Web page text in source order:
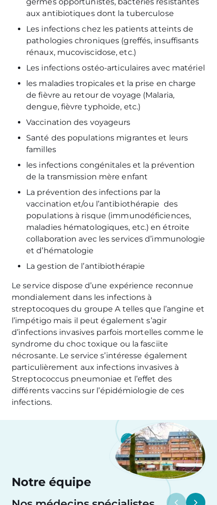
aux antibiotiques dont la tuberculose
Les infections chez les patients atteints de
pathologies chroniques (greffés, insuffisants
rénaux, mucoviscidose, etc.)
Les infections ostéo-articulaires avec matériel
les maladies tropicales et la prise en charge
de fièvre au retour de voyage (Malaria,
dengue, fièvre typhoïde, etc.)
Vaccination des voyageurs
Santé des populations migrantes et leurs
familles
les infections congénitales et la prévention
de la transmission mère enfant
La prévention des infections par la
vaccination et/ou l’antibiothérapie des
populations à risque (immunodéficiences,
maladies hématologiques, etc.) en étroite
collaboration avec les services d’immunologie
et d’hématologie
La gestion de l’antibiothérapie
Le service dispose d’une expérience reconnue
mondialement dans les infections à
streptocoques du groupe A telles que l’angine et
l’impétigo mais il peut également s’agir
d’infections invasives parfois mortelles comme le
syndrome du choc toxique ou la fasciite
nécrosante. Le service s’intéresse également
particulièrement aux infections invasives à
Streptococcus pneumoniae et l’effet des
différents vaccins sur l’épidémiologie de ces
infections.
Notre équipe